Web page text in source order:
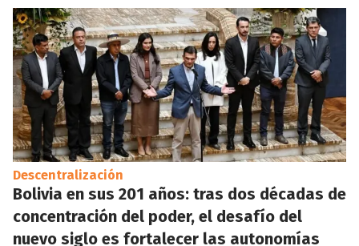
Descentralización
Bolivia en sus 201 años: tras dos décadas de
concentración del poder, el desafío del
nuevo siglo es fortalecer las autonomías